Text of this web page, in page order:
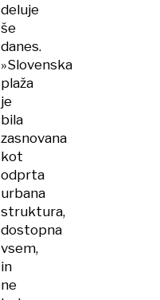
deluje
še
danes.
»Slovenska
plaža
je
bila
zasnovana
kot
odprta
urbana
struktura,
dostopna
vsem,
in
ne